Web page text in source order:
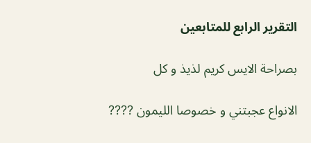
التقرير الرابع للمتابعين
بصراحة الايس كريم لذيذ و كل
الانواع عجبتني و خصوصا الليمون ????